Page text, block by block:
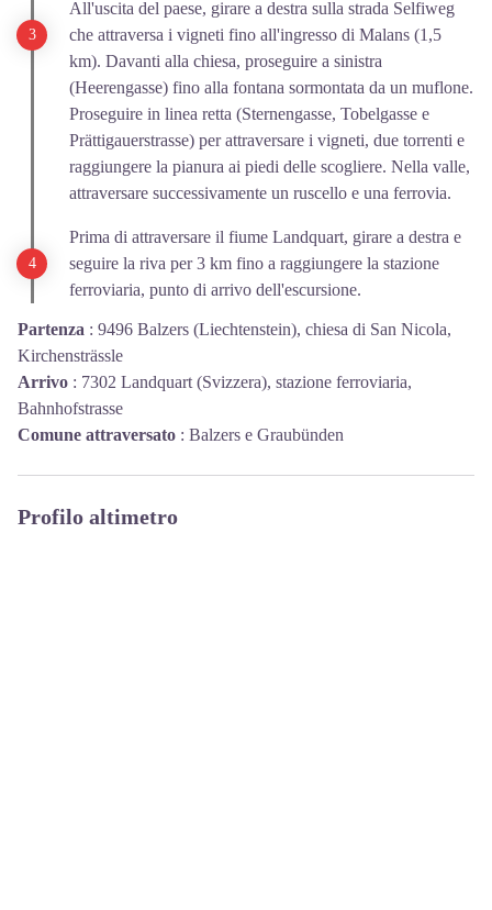
All'uscita del paese, girare a destra sulla strada Selfiweg
che attraversa i vigneti fino all'ingresso di Malans (1,5
km). Davanti alla chiesa, proseguire a sinistra
(Heerengasse) fino alla fontana sormontata da un muflone.
Proseguire in linea retta (Sternengasse, Tobelgasse e
Prättigauerstrasse) per attraversare i vigneti, due torrenti e
raggiungere la pianura ai piedi delle scogliere. Nella valle,
attraversare successivamente un ruscello e una ferrovia.
Prima di attraversare il fiume Landquart, girare a destra e
seguire la riva per 3 km fino a raggiungere la stazione
ferroviaria, punto di arrivo dell'escursione.
Partenza : 9496 Balzers (Liechtenstein), chiesa di San Nicola,
Kirchensträssle
Arrivo : 7302 Landquart (Svizzera), stazione ferroviaria,
Bahnhofstrasse
Comune attraversato : Balzers e Graubünden
Profilo altimetro